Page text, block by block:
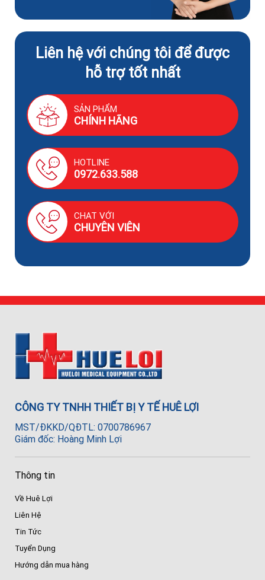
Liên hệ với chúng tôi để được
hỗ trợ tốt nhất
SẢN PHẨM
CHÍNH HÃNG
HOTLINE
0972.633.588
CHAT VỚI
CHUYÊN VIÊN
CÔNG TY TNHH THIẾT BỊ Y TẾ HUÊ LỢI
MST/ĐKKD/QĐTL: 0700786967
Giám đốc: Hoàng Minh Lợi
Thông tin
Về Huê Lợi
Liên Hệ
Tin Tức
Tuyển Dụng
Hướng dẫn mua hàng